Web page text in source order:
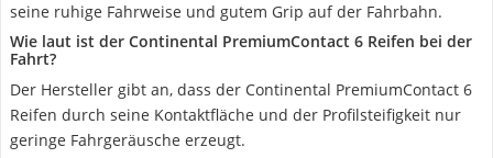
seine ruhige Fahrweise und gutem Grip auf der Fahrbahn.
Wie laut ist der Continental PremiumContact 6 Reifen bei der
Fahrt?
Der Hersteller gibt an, dass der Continental PremiumContact 6
Reifen durch seine Kontaktfläche und der Profilsteifigkeit nur
geringe Fahrgeräusche erzeugt.